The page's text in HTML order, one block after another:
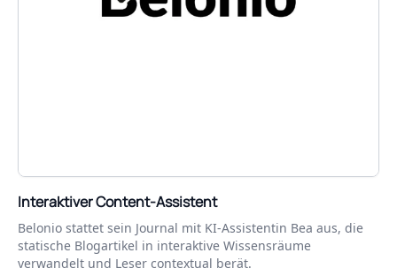
Interaktiver Content-Assistent
Belonio stattet sein Journal mit KI-Assistentin Bea aus, die
statische Blogartikel in interaktive Wissensräume
verwandelt und Leser contextual berät.